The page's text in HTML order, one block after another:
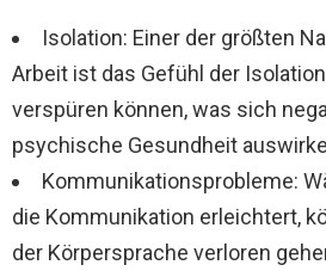
Isolation: Einer der größten
Arbeit ist das Gefühl der
verspüren können, was sich
psychische Gesundheit
Kommunikationsprobleme:
die Kommunikation erleichtert,
der Körpersprache verloren